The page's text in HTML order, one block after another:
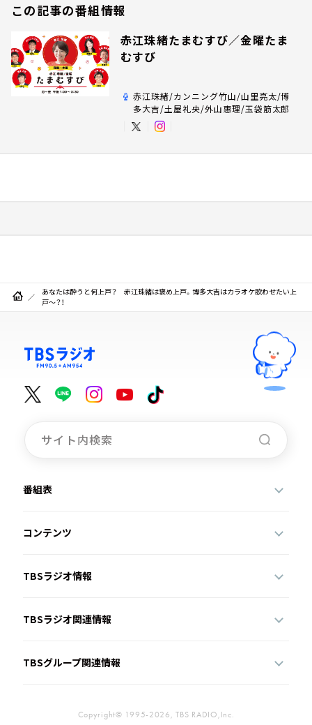
この記事の番組情報
赤江珠緒たまむすび／金曜たま
むすび
赤江珠緒/カンニング竹山/山里亮太/博
多大吉/土屋礼央/外山惠理/玉袋筋太郎
あなたは酔うと何上戸？ 赤江珠緒は褒め上戸。博多大吉はカラオケ歌わせたい上
戸～？！
番組表
コンテンツ
TBSラジオ情報
TBSラジオ関連情報
TBSグループ関連情報
Copyright© 1995-2026, TBS RADIO,Inc.